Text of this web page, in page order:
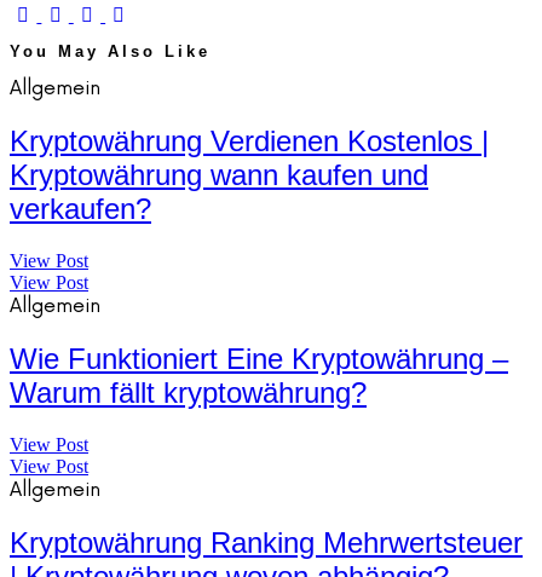
You May Also Like
Allgemein
Kryptowährung Verdienen Kostenlos |
Kryptowährung wann kaufen und
verkaufen?
View Post
View Post
Allgemein
Wie Funktioniert Eine Kryptowährung –
Warum fällt kryptowährung?
View Post
View Post
Allgemein
Kryptowährung Ranking Mehrwertsteuer